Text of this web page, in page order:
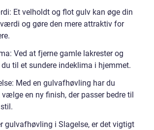
Et velholdt og flot gulv kan øge din
og gøre den mere attraktiv for
Ved at fjerne gamle lakrester og
til et sundere indeklima i hjemmet.
Med en gulvafhøvling har du
en ny finish, der passer bedre til
gulvafhøvling i Slagelse, er det vigtigt